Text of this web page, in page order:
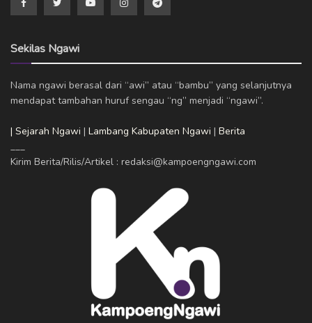
Sekilas Ngawi
Nama ngawi berasal dari “awi” atau “bambu” yang selanjutnya
mendapat tambahan huruf sengau “ng” menjadi “ngawi”.
| Sejarah Ngawi | Lambang Kabupaten Ngawi | Berita
___
Kirim Berita/Rilis/Artikel : redaksi@kampoengngawi.com